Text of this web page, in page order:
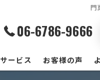
門
06-6786-9666
サービス お客様の声